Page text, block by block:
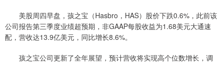
美股周四早盘，孩之宝（Hasbro，HAS）股价下跌0.6%，此前该
公司报告第三季度业绩超预期，非GAAP每股收益为1.68美元大通速
配，营收达13.9亿美元，同比增长8.6%。
孩之宝公司更新了全年展望，预计营收将实现高个位数增长，调